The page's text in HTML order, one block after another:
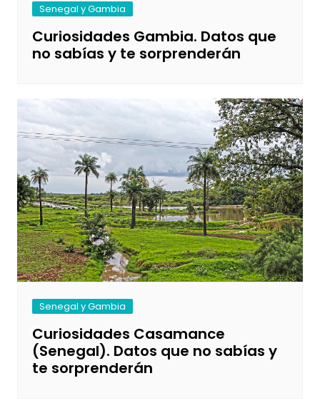
Senegal y Gambia
Curiosidades Gambia. Datos que
no sabías y te sorprenderán
Senegal y Gambia
Curiosidades Casamance
(Senegal). Datos que no sabías y
te sorprenderán